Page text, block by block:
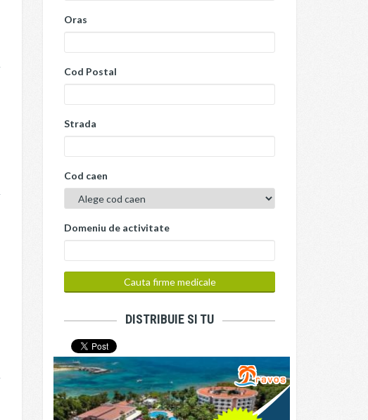
Oras
Cod Postal
Strada
Cod caen
Domeniu de activitate
DISTRIBUIE SI TU